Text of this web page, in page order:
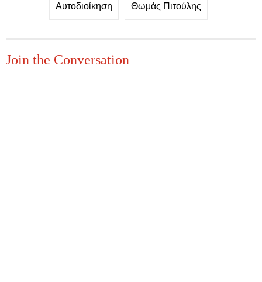
Αυτοδιοίκηση Θωμάς Πιτούλης
Join the Conversation